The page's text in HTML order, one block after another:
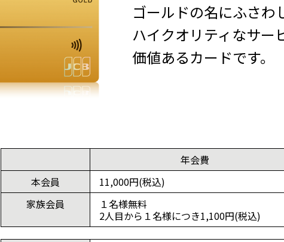
ゴールドの名にふさわ
ハイクオリティなサー
価値あるカードです。
年会費
本会員
11,000円(税込)
家族会員
１名様無料
2人目から１名様につき1,100円(税込)